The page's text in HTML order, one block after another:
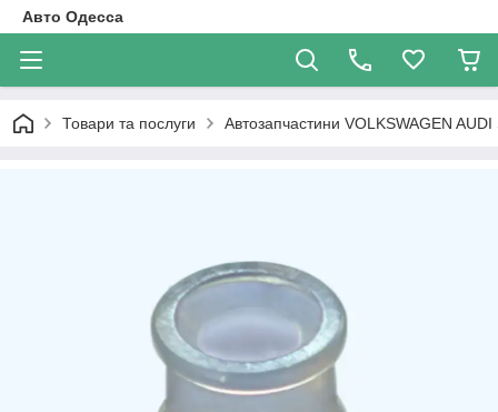
Авто Одесса
Товари та послуги Автозапчастини VOLKSWAGEN AUDI